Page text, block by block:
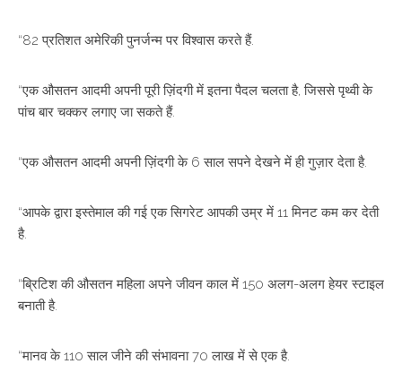
“82 प्रतिशत अमेरिकी पुनर्जन्म पर विश्वास करते हैं.
“एक औसतन आदमी अपनी पूरी ज़िंदगी में इतना पैदल चलता है, जिससे पृथ्वी के
पांच बार चक्कर लगाए जा सकते हैं.
“एक औसतन आदमी अपनी ज़िंदगी के 6 साल सपने देखने में ही गुज़ार देता है.
“आपके द्वारा इस्तेमाल की गई एक सिगरेट आपकी उम्र में 11 मिनट कम कर देती
है.
“ब्रिटिश की औसतन महिला अपने जीवन काल में 150 अलग-अलग हेयर स्टाइल
बनाती है.
“मानव के 110 साल जीने की संभावना 70 लाख में से एक है.